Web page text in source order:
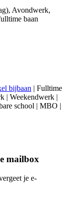
Avondwerk,
baan
bijbaan | Fulltime
| Weekendwerk |
school | MBO |
mailbox
je e-